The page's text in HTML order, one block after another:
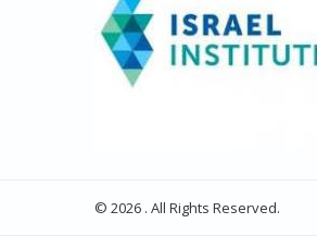
© 2026 . All Rights Reserved.